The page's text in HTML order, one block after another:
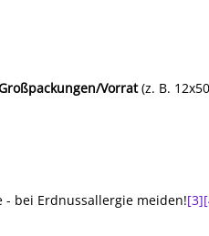
Vorrat(z. B.
- bei Erdnussallergie meiden![3]